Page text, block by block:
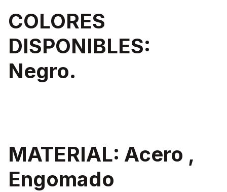
COLORES
DISPONIBLES:
Negro.
MATERIAL: Acero ,
Engomado